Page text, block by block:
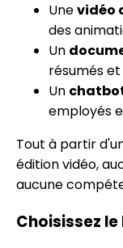
Unevidéo
des
Un
résumés
Un
employés
Tout à partir
édition vidéo,
aucune
Choisissez